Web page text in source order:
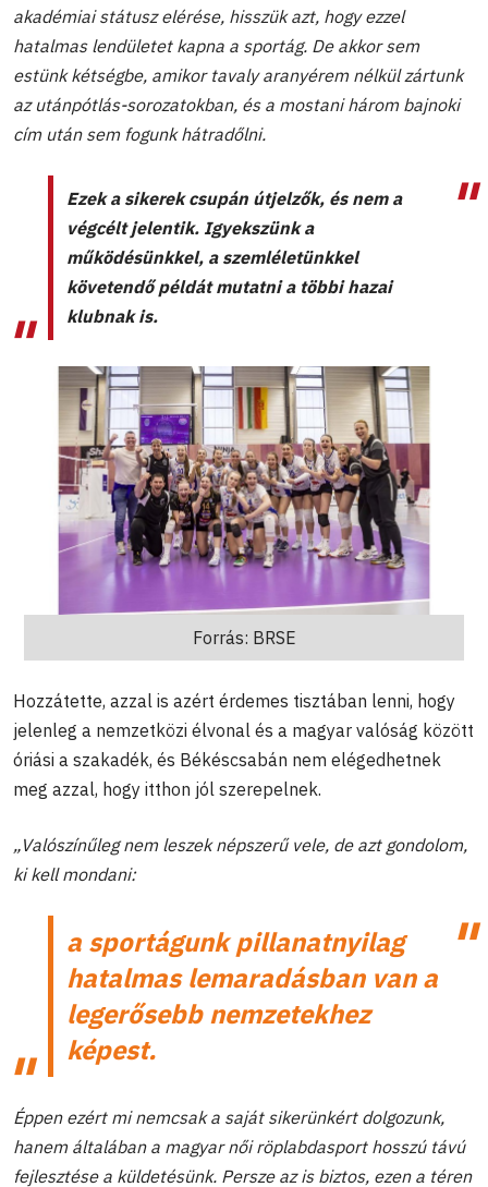
akadémiai státusz elérése, hisszük azt, hogy ezzel
hatalmas lendületet kapna a sportág. De akkor sem
estünk kétségbe, amikor tavaly aranyérem nélkül zártunk
az utánpótlás-sorozatokban, és a mostani három bajnoki
cím után sem fogunk hátradőlni.
Ezek a sikerek csupán útjelzők, és nem a
végcélt jelentik. Igyekszünk a
működésünkkel, a szemléletünkkel
követendő példát mutatni a többi hazai
klubnak is.
Forrás: BRSE
Hozzátette, azzal is azért érdemes tisztában lenni, hogy
jelenleg a nemzetközi élvonal és a magyar valóság között
óriási a szakadék, és Békéscsabán nem elégedhetnek
meg azzal, hogy itthon jól szerepelnek.
„Valószínűleg nem leszek népszerű vele, de azt gondolom,
ki kell mondani:
a sportágunk pillanatnyilag
hatalmas lemaradásban van a
legerősebb nemzetekhez
képest.
Éppen ezért mi nemcsak a saját sikerünkért dolgozunk,
hanem általában a magyar női röplabdasport hosszú távú
fejlesztése a küldetésünk. Persze az is biztos, ezen a téren